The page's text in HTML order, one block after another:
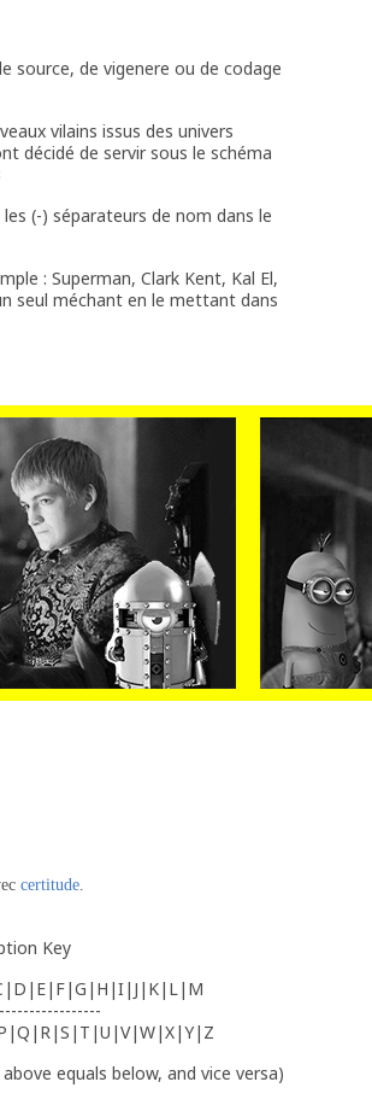
source, de vigenere ou de codage
vilains issus des univers
décidé de servir sous le schéma
(-) séparateurs de nom dans le
: Superman, Clark Kent, Kal El,
seul méchant en le mettant dans
certitude.
Key
equals below, and vice versa)